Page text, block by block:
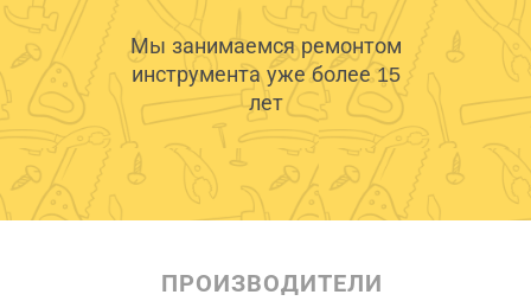
Мы занимаемся ремонтом
инструмента уже более 15
лет
ПРОИЗВОДИТЕЛИ